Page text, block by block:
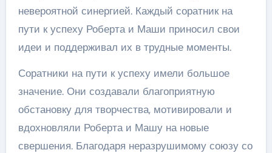
невероятной синергией. Каждый соратник на
пути к успеху Роберта и Маши приносил свои
идеи и поддерживал их в трудные моменты.
Соратники на пути к успеху имели большое
значение. Они создавали благоприятную
обстановку для творчества, мотивировали и
вдохновляли Роберта и Машу на новые
свершения. Благодаря неразрушимому союзу со